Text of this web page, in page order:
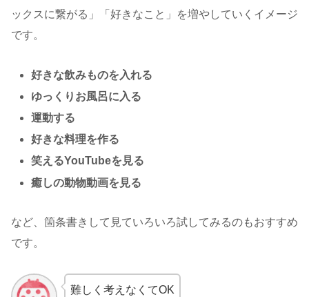
ックスに繋がる」「好きなこと」を増やしていくイメージ
です。
好きな飲みものを入れる
ゆっくりお風呂に入る
運動する
好きな料理を作る
笑えるYouTubeを見る
癒しの動物動画を見る
など、箇条書きして見ていろいろ試してみるのもおすすめ
です。
難しく考えなくてOK